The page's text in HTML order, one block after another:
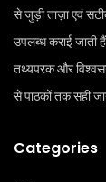
से जुड़ी ताज़ा एवं
उपलब्ध कराई जाती
तथ्यपरक और
से पाठकों तक सही
Categories